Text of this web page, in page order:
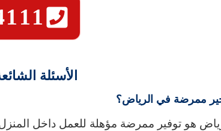
الأسئلة
ممرضة في الرياض؟
هو توفير ممرضة مؤهلة للعمل داخل المنزل